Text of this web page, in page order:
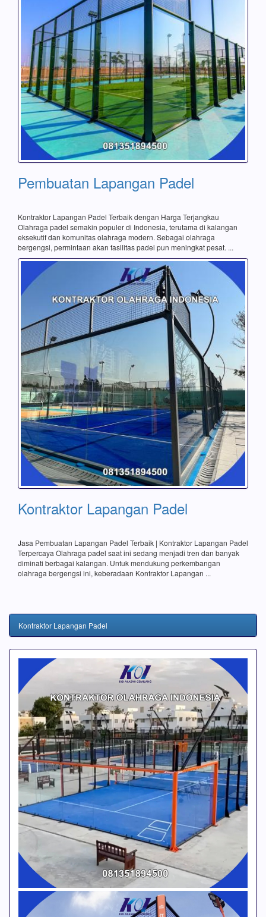
Pembuatan Lapangan Padel
Kontraktor Lapangan Padel Terbaik dengan Harga Terjangkau
Olahraga padel semakin populer di Indonesia, terutama di kalangan
eksekutif dan komunitas olahraga modern. Sebagai olahraga
bergengsi, permintaan akan fasilitas padel pun meningkat pesat. ...
Kontraktor Lapangan Padel
Jasa Pembuatan Lapangan Padel Terbaik | Kontraktor Lapangan Padel
Terpercaya Olahraga padel saat ini sedang menjadi tren dan banyak
diminati berbagai kalangan. Untuk mendukung perkembangan
olahraga bergengsi ini, keberadaan Kontraktor Lapangan ...
Kontraktor Lapangan Padel